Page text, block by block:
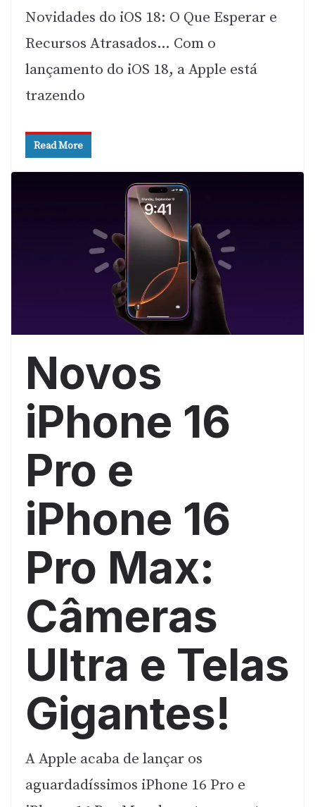
Novidades do iOS 18: O Que Esperar e
Recursos Atrasados… Com o
lançamento do iOS 18, a Apple está
trazendo
Read More
Novos
iPhone 16
Pro e
iPhone 16
Pro Max:
Câmeras
Ultra e Telas
Gigantes!
A Apple acaba de lançar os
aguardadíssimos iPhone 16 Pro e